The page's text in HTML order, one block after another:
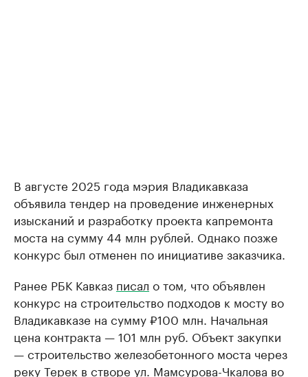
В августе 2025 года мэрия Владикавказа
объявила тендер на проведение инженерных
изысканий и разработку проекта капремонта
моста на сумму 44 млн рублей. Однако позже
конкурс был отменен по инициативе заказчика.
Ранее РБК Кавказ писал о том, что объявлен
конкурс на строительство подходов к мосту во
Владикавказе на сумму ₽100 млн. Начальная
цена контракта — 101 млн руб. Объект закупки
— строительство железобетонного моста через
реку Терек в створе ул. Мамсурова-Чкалова во